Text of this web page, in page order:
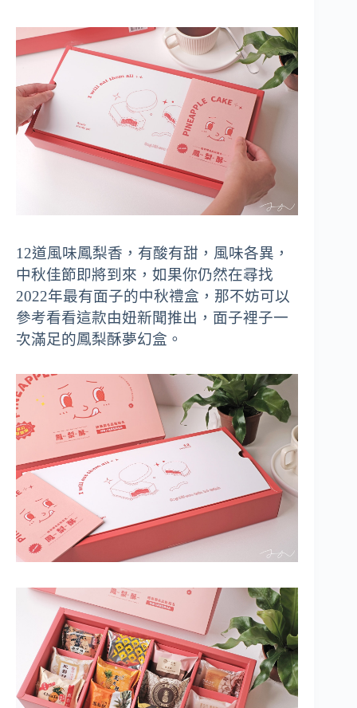
12道風味鳳梨香，有酸有甜，風味各異，
中秋佳節即將到來，如果你仍然在尋找
2022年最有面子的中秋禮盒，那不妨可以
參考看看這款由妞新聞推出，面子裡子一
次滿足的鳳梨酥夢幻盒。